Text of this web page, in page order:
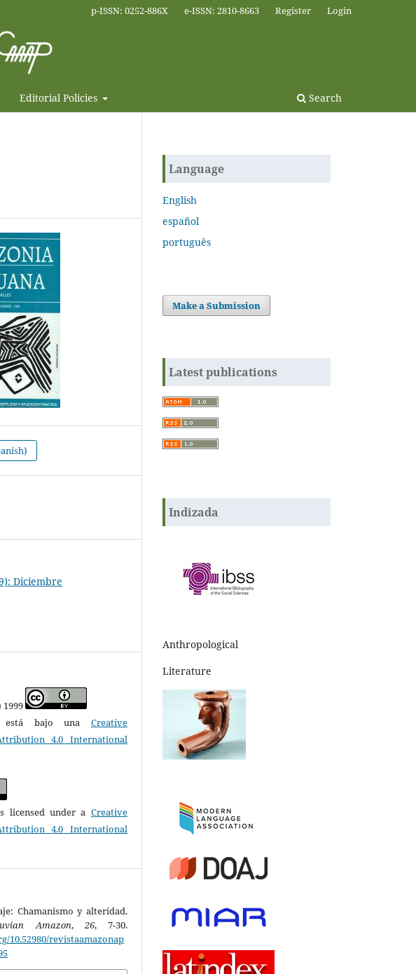
Editorial Policies Search
p-ISSN: 0252-886X e-ISSN: 2810-8663 Register Login
Diciembre
1999
está bajo una Creative
4.0 International
licensed under a Creative
4.0 International
Chamanismo y alteridad.
Amazon, 26, 7-30.
10.52980/revistaamazonap
Language
English
español
português
Make a Submission
Latest publications
Indizada
Anthropological
Literature